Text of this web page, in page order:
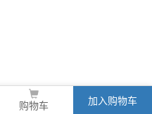
购物车 加入购物车